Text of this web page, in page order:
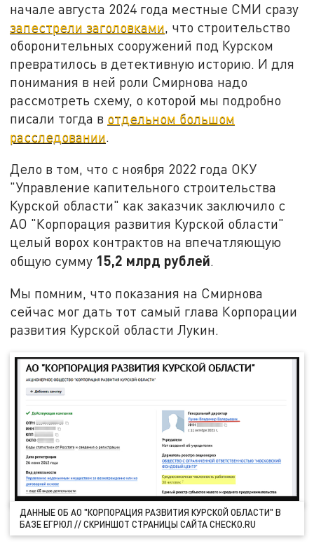
начале августа 2024 года местные СМИ сразу
запестрели заголовками, что строительство
оборонительных сооружений под Курском
превратилось в детективную историю. И для
понимания в ней роли Смирнова надо
рассмотреть схему, о которой мы подробно
писали тогда в отдельном большом
расследовании.
Дело в том, что с ноября 2022 года ОКУ
"Управление капительного строительства
Курской области" как заказчик заключило с
АО "Корпорация развития Курской области"
целый ворох контрактов на впечатляющую
общую сумму 15,2 млрд рублей.
Мы помним, что показания на Смирнова
сейчас мог дать тот самый глава Корпорации
развития Курской области Лукин.
ДАННЫЕ ОБ АО "КОРПОРАЦИЯ РАЗВИТИЯ КУРСКОЙ ОБЛАСТИ" В
БАЗЕ ЕГРЮЛ // СКРИНШОТ СТРАНИЦЫ САЙТА CHECKO.RU